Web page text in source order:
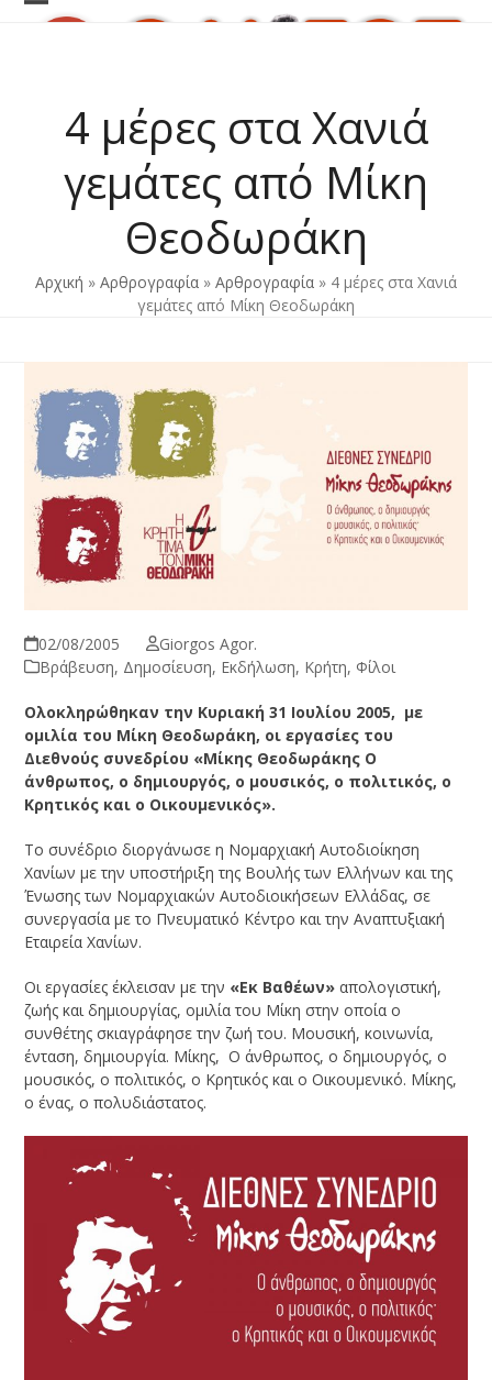
Skip
Open
Close
4 μέρες στα Χανιά
γεμάτες από Μίκη
Θεοδωράκη
Αρχική » Αρθρογραφία » Αρθρογραφία » 4 μέρες στα Χανιά
γεμάτες από Μίκη Θεοδωράκη
02/08/2005
Giorgos Agor.
Βράβευση, Δημοσίευση, Εκδήλωση, Κρήτη, Φίλοι
Ολοκληρώθηκαν την Κυριακή 31 Ιουλίου 2005, με
ομιλία του Μίκη Θεοδωράκη, οι εργασίες του
Διεθνούς συνεδρίου «Μίκης Θεοδωράκης Ο
άνθρωπος, ο δημιουργός, ο μουσικός, ο πολιτικός, ο
Κρητικός και ο Οικουμενικός».
Το συνέδριο διοργάνωσε η Νομαρχιακή Αυτοδιοίκηση
Χανίων με την υποστήριξη της Βουλής των Ελλήνων και της
Ένωσης των Νομαρχιακών Αυτοδιοικήσεων Ελλάδας, σε
συνεργασία με το Πνευματικό Κέντρο και την Αναπτυξιακή
Εταιρεία Χανίων.
Οι εργασίες έκλεισαν με την «Εκ Βαθέων» απολογιστική,
ζωής και δημιουργίας, ομιλία του Μίκη στην οποία ο
συνθέτης σκιαγράφησε την ζωή του. Μουσική, κοινωνία,
ένταση, δημιουργία. Μίκης, Ο άνθρωπος, ο δημιουργός, ο
μουσικός, ο πολιτικός, ο Κρητικός και ο Οικουμενικό. Μίκης,
ο ένας, ο πολυδιάστατος.